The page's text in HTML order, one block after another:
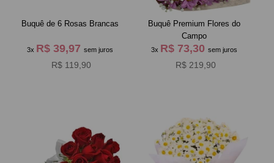
Buquê de 6 Rosas Brancas
3x R$ 39,97 sem juros
R$ 119,90
Buquê Premium Flores do
Campo
3x R$ 73,30sem juros
R$ 219,90